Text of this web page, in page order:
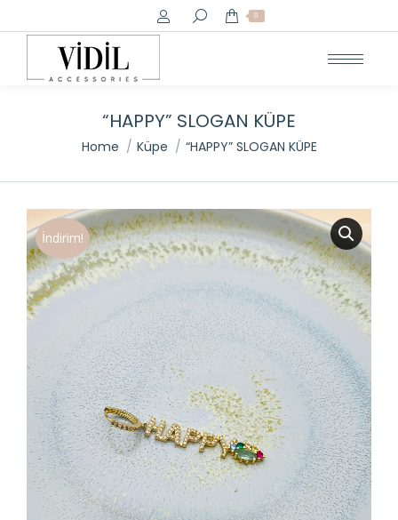
Search: 0
“HAPPY” SLOGAN KÜPE
You are here:
Home Küpe “HAPPY” SLOGAN KÜPE
İndirim!